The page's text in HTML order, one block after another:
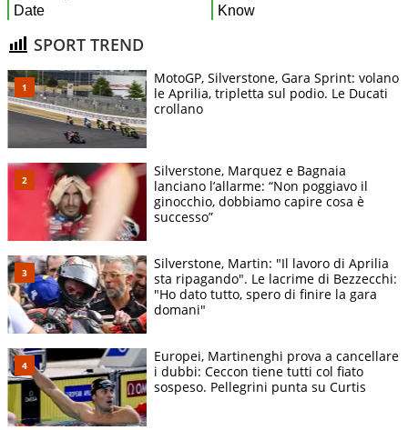
SPORT TREND
MotoGP, Silverstone, Gara Sprint: volano
le Aprilia, tripletta sul podio. Le Ducati
crollano
Silverstone, Marquez e Bagnaia
lanciano l’allarme: “Non poggiavo il
ginocchio, dobbiamo capire cosa è
successo”
Silverstone, Martin: "Il lavoro di Aprilia
sta ripagando". Le lacrime di Bezzecchi:
"Ho dato tutto, spero di finire la gara
domani"
Europei, Martinenghi prova a cancellare
i dubbi: Ceccon tiene tutti col fiato
sospeso. Pellegrini punta su Curtis